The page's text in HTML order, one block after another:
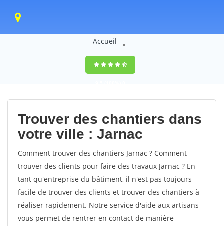
Accueil
9,5(100%)0
votes
Trouver des chantiers dans
votre ville : Jarnac
Comment trouver des chantiers Jarnac ? Comment
trouver des clients pour faire des travaux Jarnac ? En
tant qu'entreprise du bâtiment, il n'est pas toujours
facile de trouver des clients et trouver des chantiers à
réaliser rapidement. Notre service d'aide aux artisans
vous permet de rentrer en contact de manière